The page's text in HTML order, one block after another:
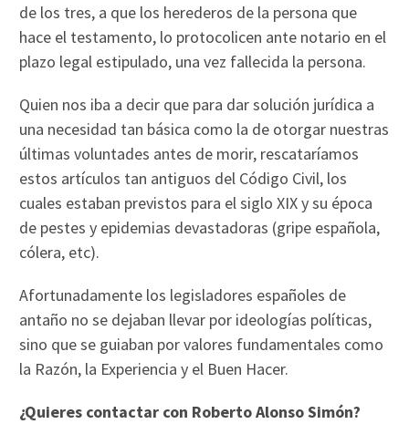
de los tres, a que los herederos de la persona que
hace el testamento, lo protocolicen ante notario en el
plazo legal estipulado, una vez fallecida la persona.
Quien nos iba a decir que para dar solución jurídica a
una necesidad tan básica como la de otorgar nuestras
últimas voluntades antes de morir, rescataríamos
estos artículos tan antiguos del Código Civil, los
cuales estaban previstos para el siglo XIX y su época
de pestes y epidemias devastadoras (gripe española,
cólera, etc).
Afortunadamente los legisladores españoles de
antaño no se dejaban llevar por ideologías políticas,
sino que se guiaban por valores fundamentales como
la Razón, la Experiencia y el Buen Hacer.
¿Quieres contactar con Roberto Alonso Simón?